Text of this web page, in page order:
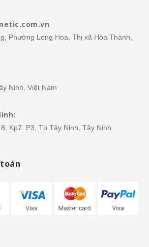
Phường Long Hoa, Thị xã Hòa Thành,
Ninh, Việt Nam
Kp7. P3, Tp Tây Ninh, Tây Ninh